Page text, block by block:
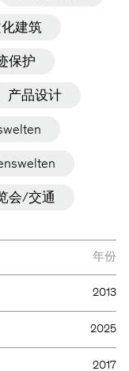
建筑
保护
产品设计
会/交通
年份
2013
2025
2017